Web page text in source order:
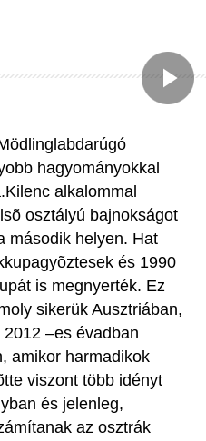
hagyományokkal
alkalommal
osztályú bajnokságot
második helyen. Hat
és 1990
is megnyerték. Ez
sikerük Ausztriában,
–es évadban
amikor harmadikok
viszont több idényt
és jelenleg,
az osztrák